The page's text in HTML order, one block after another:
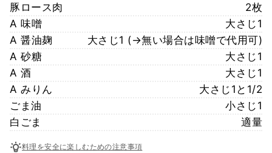
豚ロース肉
2枚
A 味噌
大さじ1
A 醤油麹
大さじ1 (→無い場合は味噌で代用可)
A 砂糖
大さじ1
A 酒
大さじ1
A みりん
大さじ1と1/2
ごま油
小さじ1
白ごま
適量
料理を安全に楽しむための注意事項